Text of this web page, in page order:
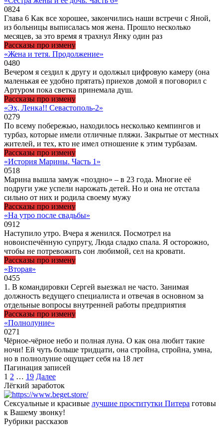
0824
Глава 6 Как все хорошее, закончились наши встречи с Яной,
из больницы выписалась моя жена. Прошло несколько
месяцев, за это время я трахнул Янку один раз
Рассказы про измену
«Жена и тетя. Продолжение»
0480
Вечером я сездил к другу и одолжыл цифровую камеру (она
маленькая ее удобно прятать) приехов домой я поговорил с
Артуром пока светка принемала душ.
Рассказы про измену
«Эх, Ленка!! Севастополь-2»
0279
По всему побережью, находилось несколько кемпингов и
турбаз, которые имели отличные пляжи. Закрытые от местных
жителей, и тех, кто не имел отношение к этим турбазам.
Рассказы про измену
«История Марины. Часть 1»
0518
Марина вышла замуж «поздно» – в 23 года. Многие её
подруги уже успели нарожать детей. Но и она не отстала
сильно от них и родила своему мужу
Рассказы про измену
«На утро после свадьбы»
0912
Наступило утро. Вчера я женился. Посмотрел на
новоиспечённую супругу, Люда сладко спала. Я осторожно,
чтобы не потревожить сон любимой, сел на кровати.
Рассказы про измену
«Вторая»
0455
1. В командировки Сергей выезжал не часто. Занимая
должность ведущего специалиста и отвечая в основном за
отдельные вопросы внутренней работы предприятия
Рассказы про измену
«Полнолуние»
0271
Чёрное-чёрное небо и полная луна. О как она любит такие
ночи! Ей чуть больше тридцати, она стройна, стройна, умна,
но в полнолуние ощущает себя на 18 лет
Пагинация записей
1 2 … 19 Далее
Лёгкий заработок
Сексуальные и красивые лучшие проститутки Питера готовы
к Вашему звонку!
Рубрики рассказов